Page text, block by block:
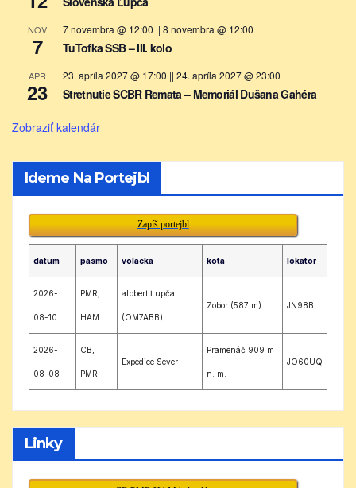
NOV
7
7 novembra @ 12:00 || 8 novembra @ 12:00
TuTofka SSB – III. kolo
APR
23
23. apríla 2027 @ 17:00 || 24. apríla 2027 @ 23:00
Stretnutie SCBR Remata – Memoriál Dušana Gahéra
Zobraziť kalendár
Ideme Na Portejbl
Zapíš portejbl
datum pasmo volacka kota lokator
2026-
08-10
PMR,
HAM
albbert Ľupča
(OM7ABB)
Zobor (587 m) JN98BI
2026-
08-08
CB,
PMR
Expedice Sever
Pramenáč 909 m
n. m.
JO60UQ
Linky